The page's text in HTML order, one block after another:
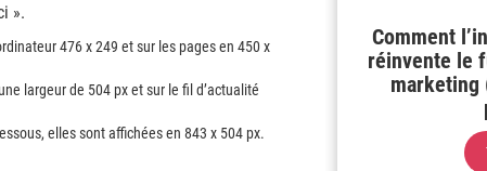
».
476 x 249 et sur les pages en 450 x
largeur de 504 px et sur le fil d’actualité
elles sont affichées en 843 x 504 px.
Comment
réinvente le
marketing